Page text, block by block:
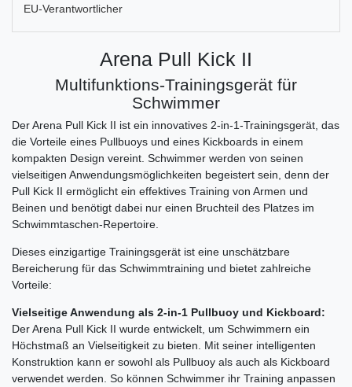
EU-Verantwortlicher
Arena Pull Kick II
Multifunktions-Trainingsgerät für
Schwimmer
Der Arena Pull Kick II ist ein innovatives 2-in-1-Trainingsgerät, das
die Vorteile eines Pullbuoys und eines Kickboards in einem
kompakten Design vereint. Schwimmer werden von seinen
vielseitigen Anwendungsmöglichkeiten begeistert sein, denn der
Pull Kick II ermöglicht ein effektives Training von Armen und
Beinen und benötigt dabei nur einen Bruchteil des Platzes im
Schwimmtaschen-Repertoire.
Dieses einzigartige Trainingsgerät ist eine unschätzbare
Bereicherung für das Schwimmtraining und bietet zahlreiche
Vorteile:
Vielseitige Anwendung als 2-in-1 Pullbuoy und Kickboard:
Der Arena Pull Kick II wurde entwickelt, um Schwimmern ein
Höchstmaß an Vielseitigkeit zu bieten. Mit seiner intelligenten
Konstruktion kann er sowohl als Pullbuoy als auch als Kickboard
verwendet werden. So können Schwimmer ihr Training anpassen